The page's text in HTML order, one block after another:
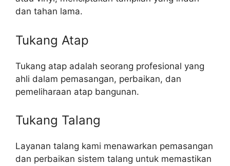
dan tahan lama.
Tukang Atap
Tukang atap adalah seorang profesional yang
ahli dalam pemasangan, perbaikan, dan
pemeliharaan atap bangunan.
Tukang Talang
Layanan talang kami menawarkan pemasangan
dan perbaikan sistem talang untuk memastikan